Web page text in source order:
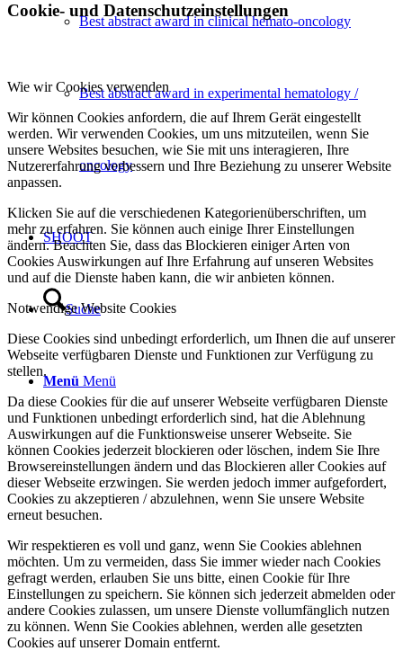
Best abstract award in clinical hemato-oncology
Best abstract award in experimental hematology /
oncology
SHOOT
Suche
Menü Menü
Cookie- und Datenschutzeinstellungen
Wie wir Cookies verwenden
Wir können Cookies anfordern, die auf Ihrem Gerät eingestellt
werden. Wir verwenden Cookies, um uns mitzuteilen, wenn Sie
unsere Websites besuchen, wie Sie mit uns interagieren, Ihre
Nutzererfahrung verbessern und Ihre Beziehung zu unserer Website
anpassen.
Klicken Sie auf die verschiedenen Kategorienüberschriften, um
mehr zu erfahren. Sie können auch einige Ihrer Einstellungen
ändern. Beachten Sie, dass das Blockieren einiger Arten von
Cookies Auswirkungen auf Ihre Erfahrung auf unseren Websites
und auf die Dienste haben kann, die wir anbieten können.
Notwendige Website Cookies
Diese Cookies sind unbedingt erforderlich, um Ihnen die auf unserer
Webseite verfügbaren Dienste und Funktionen zur Verfügung zu
stellen.
Da diese Cookies für die auf unserer Webseite verfügbaren Dienste
und Funktionen unbedingt erforderlich sind, hat die Ablehnung
Auswirkungen auf die Funktionsweise unserer Webseite. Sie
können Cookies jederzeit blockieren oder löschen, indem Sie Ihre
Browsereinstellungen ändern und das Blockieren aller Cookies auf
dieser Webseite erzwingen. Sie werden jedoch immer aufgefordert,
Cookies zu akzeptieren / abzulehnen, wenn Sie unsere Website
erneut besuchen.
Wir respektieren es voll und ganz, wenn Sie Cookies ablehnen
möchten. Um zu vermeiden, dass Sie immer wieder nach Cookies
gefragt werden, erlauben Sie uns bitte, einen Cookie für Ihre
Einstellungen zu speichern. Sie können sich jederzeit abmelden oder
andere Cookies zulassen, um unsere Dienste vollumfänglich nutzen
zu können. Wenn Sie Cookies ablehnen, werden alle gesetzten
Cookies auf unserer Domain entfernt.